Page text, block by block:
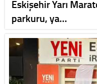
Eskişehir Yarı
parkuru, ya…